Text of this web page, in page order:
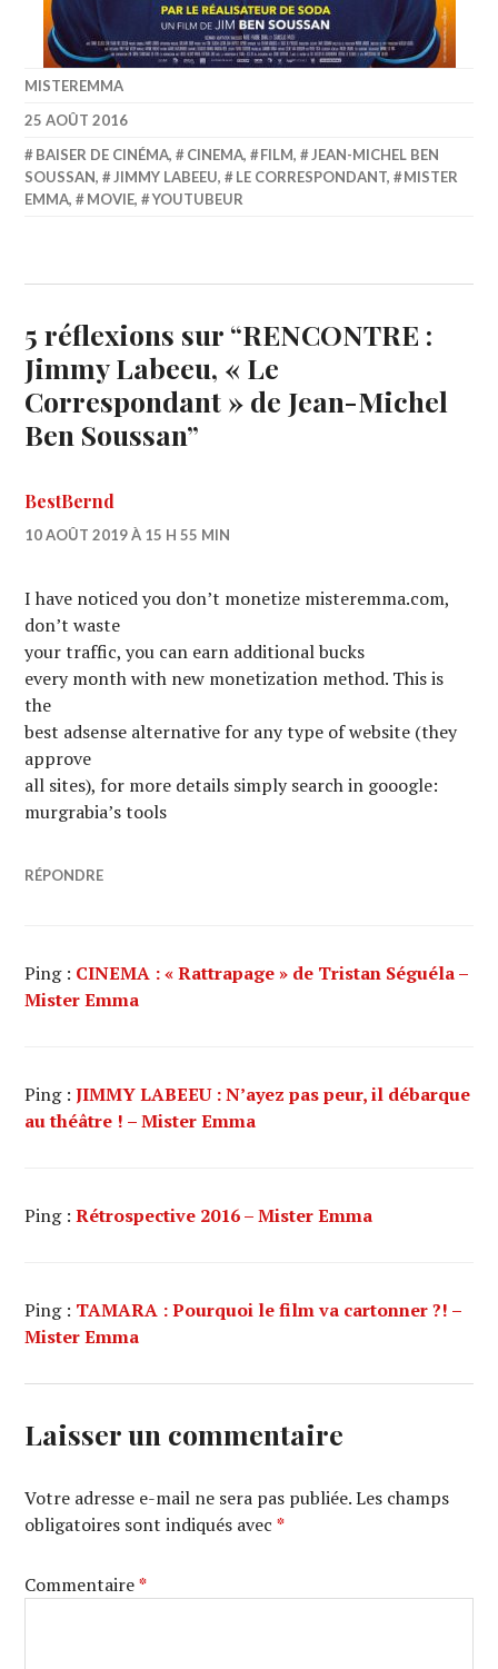
MISTEREMMA
25 AOÛT 2016
BAISER DE CINÉMA, CINEMA, FILM,
JEAN-MICHEL BEN
SOUSSAN, JIMMY LABEEU, LE CORRESPONDANT,
MISTER
EMMA, MOVIE, YOUTUBEUR
5 réflexions sur “RENCONTRE :
Jimmy Labeeu, « Le
Correspondant » de Jean-Michel
Ben Soussan”
BestBernd
10 AOÛT 2019 À 15 H 55 MIN
I have noticed you don’t monetize misteremma.com,
don’t waste
your traffic, you can earn additional bucks
every month with new monetization method. This is
the
best adsense alternative for any type of website (they
approve
all sites), for more details simply search in gooogle:
murgrabia’s tools
RÉPONDRE
Ping : CINEMA : « Rattrapage » de Tristan Séguéla –
Mister Emma
Ping :JIMMY LABEEU : N’ayez pas peur, il débarque
au théâtre ! – Mister Emma
Ping :Rétrospective 2016 – Mister Emma
Ping : TAMARA : Pourquoi le film va cartonner ?! –
Mister Emma
Laisser un commentaire
Votre adresse e-mail ne sera pas publiée. Les champs
obligatoires sont indiqués avec*
Commentaire*